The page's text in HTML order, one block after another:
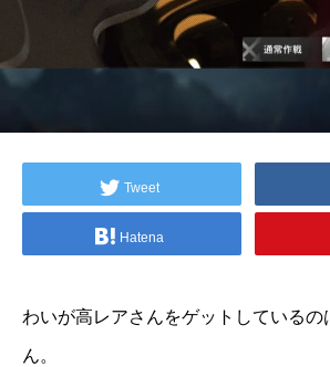
Tweet
Hatena
わいが高レアさんをゲットしているの
ん。